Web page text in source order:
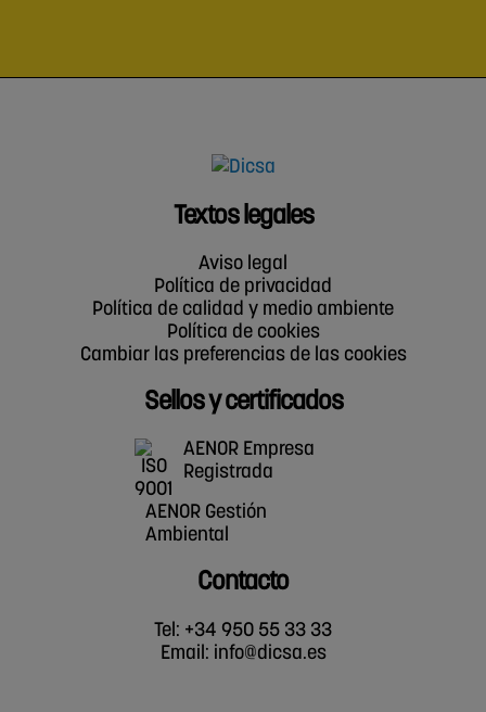
Textos legales
Aviso legal
Política de privacidad
Política de calidad y medio ambiente
Política de cookies
Cambiar las preferencias de las cookies
Sellos y certificados
AENOR Empresa
Registrada
AENOR Gestión
Ambiental
Contacto
Tel: +34 950 55 33 33
Email: info@dicsa.es